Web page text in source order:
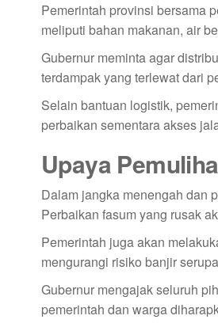
Pemerintah provinsi bersama
meliputi bahan makanan, air
Gubernur meminta agar
terdampak yang terlewat dari
Selain bantuan logistik,
perbaikan sementara akses
Upaya
Dalam jangka menengah dan
Perbaikan fasum yang rusak
Pemerintah juga akan
mengurangi risiko banjir
Gubernur mengajak seluruh
pemerintah dan warga